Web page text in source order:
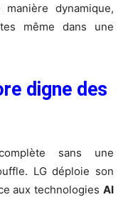
dynamique,
même dans une
digne des
sans une
LG déploie son
aux technologies AI